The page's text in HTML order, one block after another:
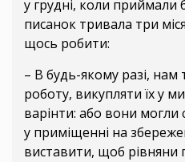
у грудні, коли приймали
писанок тривала три
щось робити:
– В будь-якому разі, нам
роботу, викупляти їх у
варінти: або вони могли
у приміщенні на
виставити, щоб рівняни